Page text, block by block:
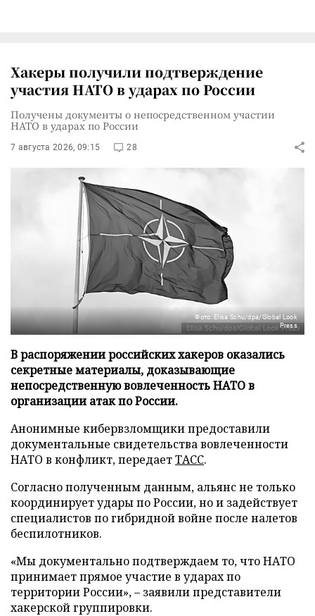
Хакеры получили подтверждение
участия НАТО в ударах по России
Получены документы о непосредственном участии
НАТО в ударах по России
7 августа 2026, 09:15 28
Фото: Elisa Schu/dpa/Global Look
Press
В распоряжении российских хакеров оказались
секретные материалы, доказывающие
непосредственную вовлеченность НАТО в
организации атак по России.
Анонимные кибервзломщики предоставили
документальные свидетельства вовлеченности
НАТО в конфликт, передаетТАСС.
Согласно полученным данным, альянс не только
координирует удары по России, но и задействует
специалистов по гибридной войне после налетов
беспилотников.
«Мы документально подтверждаем то, что НАТО
принимает прямое участие в ударах по
территории России», – заявили представители
хакерской группировки.